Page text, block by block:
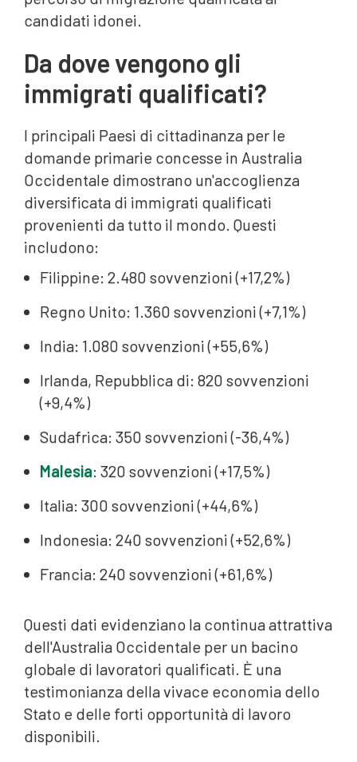
candidati idonei.
Da dove vengono gli
immigrati qualificati?
I principali Paesi di cittadinanza per le
domande primarie concesse in Australia
Occidentale dimostrano un'accoglienza
diversificata di immigrati qualificati
provenienti da tutto il mondo. Questi
includono:
Filippine: 2.480 sovvenzioni (+17,2%)
Regno Unito: 1.360 sovvenzioni (+7,1%)
India: 1.080 sovvenzioni (+55,6%)
Irlanda, Repubblica di: 820 sovvenzioni
(+9,4%)
Sudafrica: 350 sovvenzioni (-36,4%)
Malesia: 320 sovvenzioni (+17,5%)
Italia: 300 sovvenzioni (+44,6%)
Indonesia: 240 sovvenzioni (+52,6%)
Francia: 240 sovvenzioni (+61,6%)
Questi dati evidenziano la continua attrattiva
dell'Australia Occidentale per un bacino
globale di lavoratori qualificati. È una
testimonianza della vivace economia dello
Stato e delle forti opportunità di lavoro
disponibili.